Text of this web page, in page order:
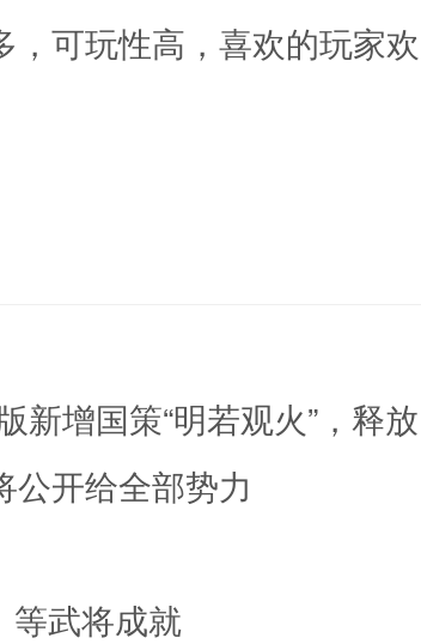
可玩性高，喜欢的玩家欢
新增国策“明若观火”，释放
公开给全部势力
等武将成就